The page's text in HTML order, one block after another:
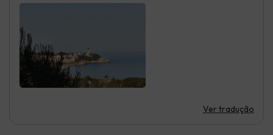
Ver tradução